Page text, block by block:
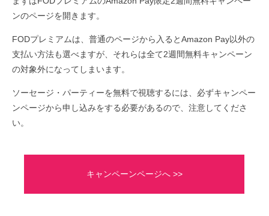
ンのページを開きます。
FODプレミアムは、普通のページから入るとAmazon Pay以外の
支払い方法も選べますが、それらは全て2週間無料キャンペーン
の対象外になってしまいます。
ソーセージ・パーティーを無料で視聴するには、必ずキャンペー
ンページから申し込みをする必要があるので、注意してくださ
い。
キャンペーンページへ >>